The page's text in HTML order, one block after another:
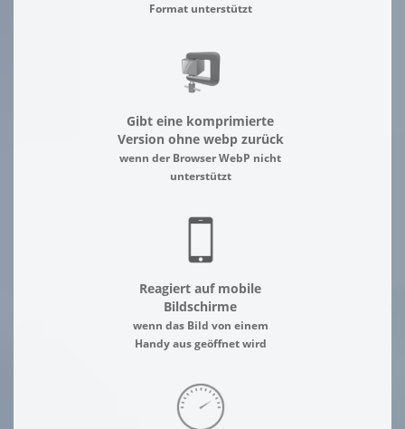
Format unterstützt
Gibt eine komprimierte
Version ohne webp zurück
wenn der Browser WebP nicht
unterstützt
Reagiert auf mobile
Bildschirme
wenn das Bild von einem
Handy aus geöffnet wird